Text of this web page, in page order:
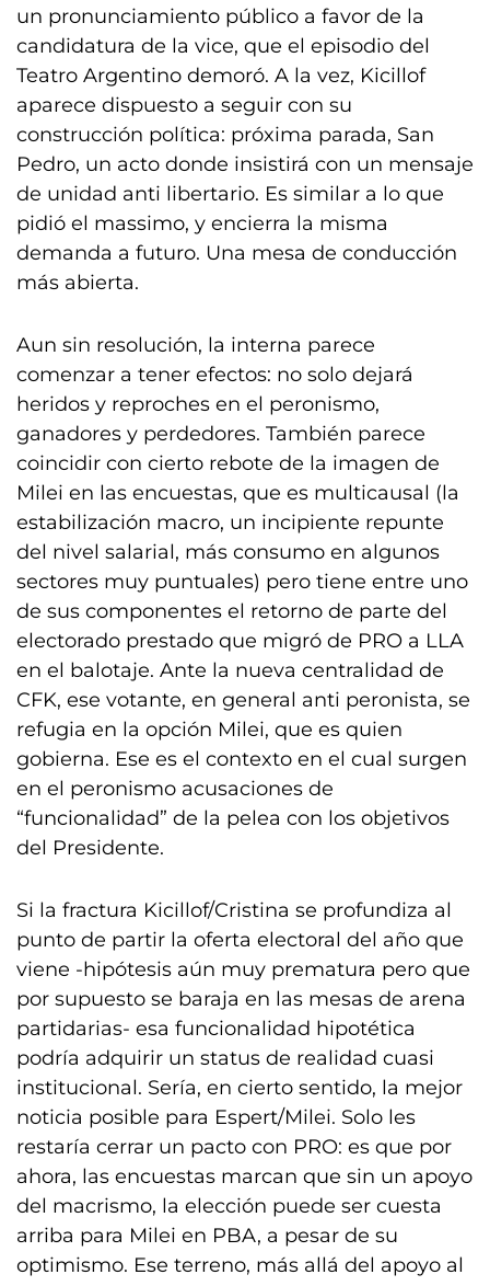
un pronunciamiento público a favor de la
candidatura de la vice, que el episodio del
Teatro Argentino demoró. A la vez, Kicillof
aparece dispuesto a seguir con su
construcción política: próxima parada, San
Pedro, un acto donde insistirá con un mensaje
de unidad anti libertario. Es similar a lo que
pidió el massimo, y encierra la misma
demanda a futuro. Una mesa de conducción
más abierta.
Aun sin resolución, la interna parece
comenzar a tener efectos: no solo dejará
heridos y reproches en el peronismo,
ganadores y perdedores. También parece
coincidir con cierto rebote de la imagen de
Milei en las encuestas, que es multicausal (la
estabilización macro, un incipiente repunte
del nivel salarial, más consumo en algunos
sectores muy puntuales) pero tiene entre uno
de sus componentes el retorno de parte del
electorado prestado que migró de PRO a LLA
en el balotaje. Ante la nueva centralidad de
CFK, ese votante, en general anti peronista, se
refugia en la opción Milei, que es quien
gobierna. Ese es el contexto en el cual surgen
en el peronismo acusaciones de
“funcionalidad” de la pelea con los objetivos
del Presidente.
Si la fractura Kicillof/Cristina se profundiza al
punto de partir la oferta electoral del año que
viene -hipótesis aún muy prematura pero que
por supuesto se baraja en las mesas de arena
partidarias- esa funcionalidad hipotética
podría adquirir un status de realidad cuasi
institucional. Sería, en cierto sentido, la mejor
noticia posible para Espert/Milei. Solo les
restaría cerrar un pacto con PRO: es que por
ahora, las encuestas marcan que sin un apoyo
del macrismo, la elección puede ser cuesta
arriba para Milei en PBA, a pesar de su
optimismo. Ese terreno, más allá del apoyo al